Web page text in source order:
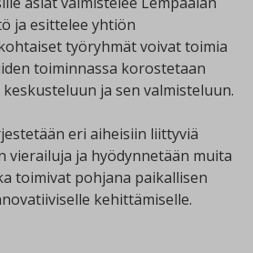
ja esittelee yhtiön
työryhmät voivat toimia
toiminnassa korostetaan
ja sen valmisteluun.
eri aiheisiin liittyviä
vierailuja ja hyödynnetään muita
toimivat pohjana paikallisen
kehittämiselle.